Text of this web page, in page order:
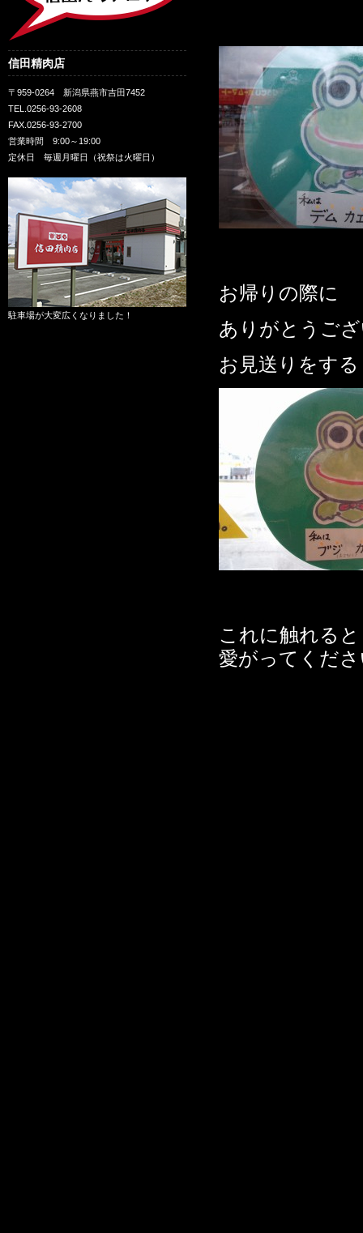
お帰りの際に
ありがとうご
お見送りをする
これに触れる
愛がってくだ
信田精肉店
〒959-0264 新潟県燕市吉田7452
TEL.0256-93-2608
FAX.0256-93-2700
営業時間 9:00～19:00
定休日 毎週月曜日（祝祭は火曜日）
駐車場が大変広くなりました！